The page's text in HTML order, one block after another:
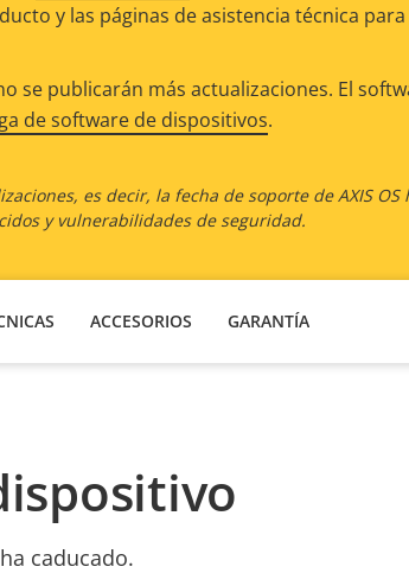
y las páginas de asistencia técnica
se publicarán más actualizaciones. El
de software de dispositivos.
es decir, la fecha de soporte de AXIS OS
y vulnerabilidades de seguridad.
ACCESORIOS GARANTÍA
ha caducado.